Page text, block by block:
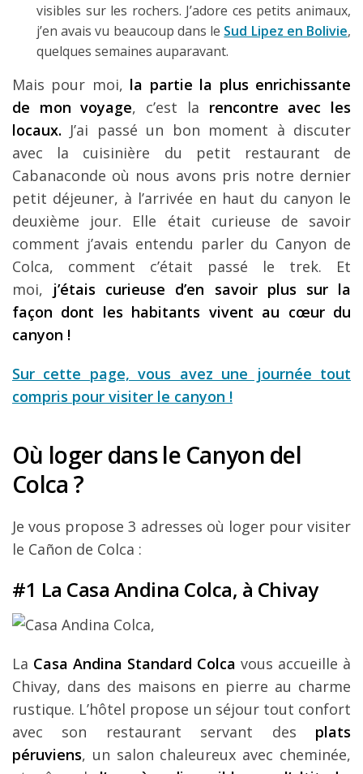
visibles sur les rochers. J’adore ces petits animaux,
j’en avais vu beaucoup dans le Sud Lipez en Bolivie,
quelques semaines auparavant.
Mais pour moi, la partie la plus enrichissante
de mon voyage, c’est la rencontre avec les
locaux. J’ai passé un bon moment à discuter
avec la cuisinière du petit restaurant de
Cabanaconde où nous avons pris notre dernier
petit déjeuner, à l’arrivée en haut du canyon le
deuxième jour. Elle était curieuse de savoir
comment j’avais entendu parler du Canyon de
Colca, comment c’était passé le trek. Et
moi, j’étais curieuse d’en savoir plus sur la
façon dont les habitants vivent au cœur du
canyon !
Sur cette page, vous avez une journée tout
compris pour visiter le canyon !
Où loger dans le Canyon del
Colca ?
Je vous propose 3 adresses où loger pour visiter
le Cañon de Colca :
#1 La Casa Andina Colca, à Chivay
La Casa Andina Standard Colca vous accueille à
Chivay, dans des maisons en pierre au charme
rustique. L’hôtel propose un séjour tout confort
avec son restaurant servant des plats
péruviens, un salon chaleureux avec cheminée,